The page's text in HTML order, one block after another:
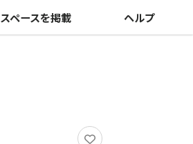
スペースを掲載 ヘルプ